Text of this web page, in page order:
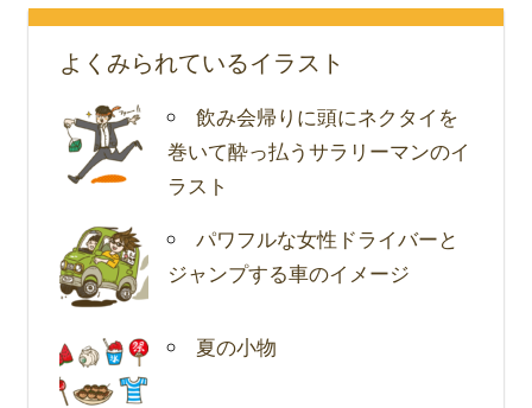
よくみられているイラスト
飲み会帰りに頭にネクタイを
巻いて酔っ払うサラリーマンのイ
ラスト
パワフルな女性ドライバーと
ジャンプする車のイメージ
夏の小物